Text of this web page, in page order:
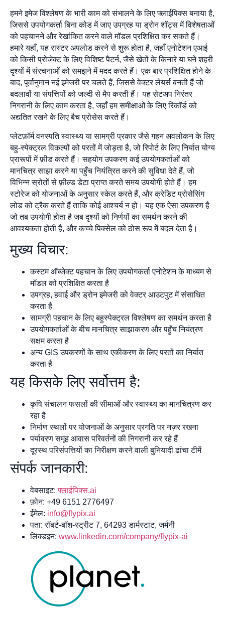
हमने इमेज विश्लेषण के भारी काम को संभालने के लिए फ्लाईपिक्स बनाया है,
जिससे उपयोगकर्ता बिना कोड में जाए उपग्रह या ड्रोन शॉट्स में विशेषताओं
को पहचानने और रेखांकित करने वाले मॉडल प्रशिक्षित कर सकते हैं।
हमारे यहाँ, यह रास्टर अपलोड करने से शुरू होता है, जहाँ एनोटेशन एआई
को किसी प्रोजेक्ट के लिए विशिष्ट पैटर्न, जैसे खेतों के किनारे या घने शहरी
दृश्यों में संरचनाओं को समझने में मदद करते हैं। एक बार प्रशिक्षित होने के
बाद, पूर्वानुमान नई इमेजरी पर चलते हैं, जिससे वेक्टर लेयर्स बनती हैं जो
बदलावों या संपत्तियों को जल्दी से मैप करती हैं। यह सेटअप निरंतर
निगरानी के लिए काम करता है, जहाँ हम समीक्षाओं के लिए रिकॉर्ड को
अद्यतित रखने के लिए बैच प्रोसेस करते हैं।
प्लेटफ़ॉर्म वनस्पति स्वास्थ्य या सामग्री प्रकार जैसे गहन अवलोकन के लिए
बहु-स्पेक्ट्रल विकल्पों को परतों में जोड़ता है, जो रिपोर्ट के लिए निर्यात योग्य
प्रारूपों में फ़ीड करते हैं। सहयोग उपकरण कई उपयोगकर्ताओं को
मानचित्र साझा करने या पहुँच नियंत्रित करने की सुविधा देते हैं, जो
विभिन्न स्रोतों से फ़ील्ड डेटा प्राप्त करते समय उपयोगी होते हैं। हम
स्टोरेज को योजनाओं के अनुसार स्केल करते हैं, और क्रेडिट प्रोसेसिंग
लोड को ट्रैक करते हैं ताकि कोई आश्चर्य न हो। यह एक ऐसा उपकरण है
जो तब उपयोगी होता है जब दृश्यों को निर्णयों का समर्थन करने की
आवश्यकता होती है, और कच्चे पिक्सेल को ठोस रूप में बदल देता है।
मुख्य विचार:
कस्टम ऑब्जेक्ट पहचान के लिए उपयोगकर्ता एनोटेशन के माध्यम से
मॉडल को प्रशिक्षित करता है
उपग्रह, हवाई और ड्रोन इमेजरी को वेक्टर आउटपुट में संसाधित
करता है
सामग्री पहचान के लिए बहुस्पेक्ट्रल विश्लेषण का समर्थन करता है
उपयोगकर्ताओं के बीच मानचित्र साझाकरण और पहुँच नियंत्रण
सक्षम करता है
अन्य GIS उपकरणों के साथ एकीकरण के लिए परतों का निर्यात
करता है
यह किसके लिए सर्वोत्तम है:
कृषि संचालन फसलों की सीमाओं और स्वास्थ्य का मानचित्रण कर
रहा है
निर्माण स्थलों पर योजनाओं के अनुसार प्रगति पर नज़र रखना
पर्यावरण समूह आवास परिवर्तनों की निगरानी कर रहे हैं
दूरस्थ परिसंपत्तियों का निरीक्षण करने वाली बुनियादी ढांचा टीमें
संपर्क जानकारी:
वेबसाइट:फ्लाईपिक्स.ai
फ़ोन: +49 6151 2776497
ईमेल: info@flypix.ai
पता: रॉबर्ट-बॉश-स्ट्रीट 7, 64293 डार्मस्टाट, जर्मनी
लिंक्डइन: www.linkedin.com/company/flypix-ai